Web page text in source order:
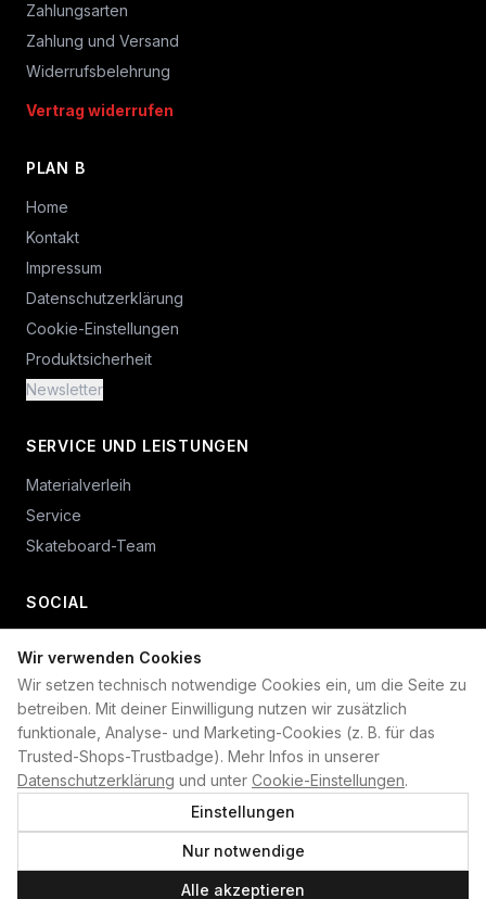
Wir verwenden Cookies
Wir setzen technisch notwendige Cookies ein, um die Seite zu
betreiben. Mit deiner Einwilligung nutzen wir zusätzlich
funktionale, Analyse- und Marketing-Cookies (z. B. für das
Trusted-Shops-Trustbadge). Mehr Infos in unserer
Datenschutzerklärung und unter Cookie-Einstellungen.
Einstellungen
Nur notwendige
Alle akzeptieren
Zahlungsarten
Zahlung und Versand
Widerrufsbelehrung
Vertrag widerrufen
PLAN B
Home
Kontakt
Impressum
Datenschutzerklärung
Cookie-Einstellungen
Produktsicherheit
Newsletter
SERVICE UND LEISTUNGEN
Materialverleih
Service
Skateboard-Team
SOCIAL
+49 234 687 00 38
shop@plan-b-funsport.de
Sichere Zahlung mit:
©2026Plan B. Alle Rechte vorbehalten.